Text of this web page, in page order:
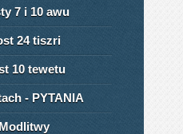
7 i 10 awu
24 tiszri
10 tewetu
- PYTANIA
Modlitwy